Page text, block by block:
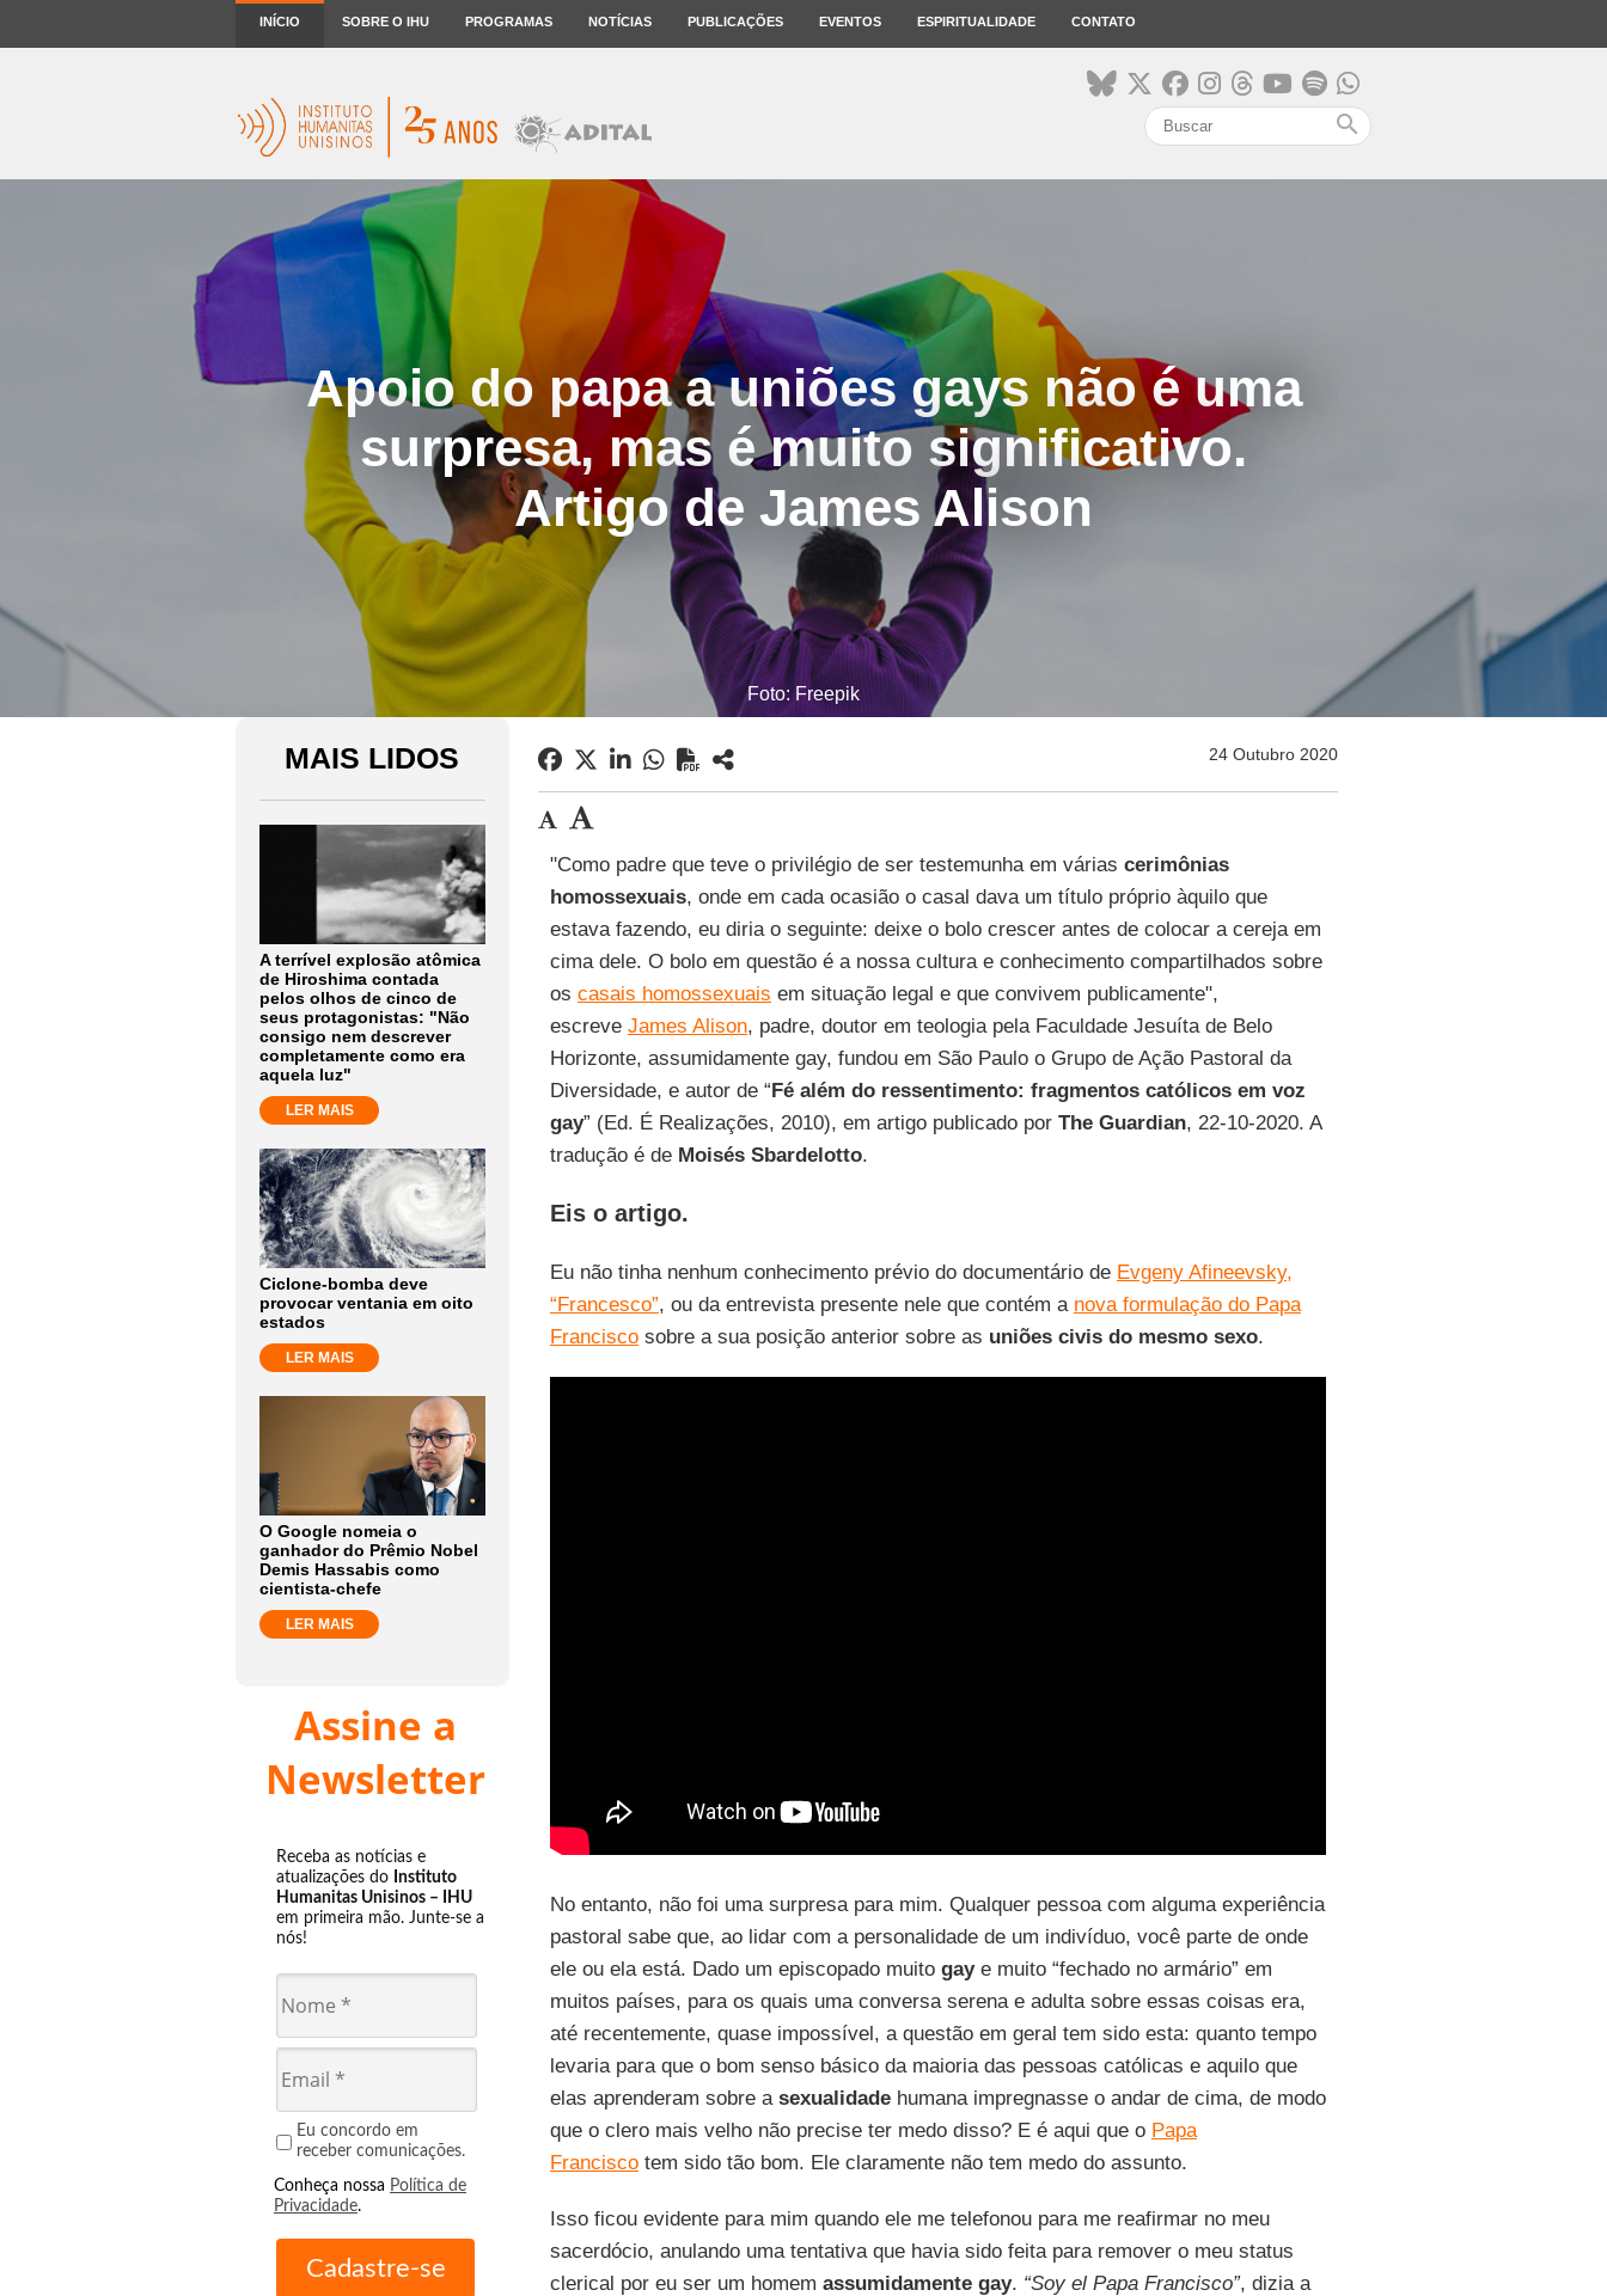
INÍCIO SOBRE O IHU PROGRAMAS NOTÍCIAS PUBLICAÇÕES EVENTOS ESPIRITUALIDADE CONTATO
search
Apoio do papa a uniões gays não é uma
surpresa, mas é muito significativo.
Artigo de James Alison
Foto: Freepik
MAIS LIDOS
A terrível explosão atômica
de Hiroshima contada
pelos olhos de cinco de
seus protagonistas: "Não
consigo nem descrever
completamente como era
aquela luz"
LER MAIS
Ciclone-bomba deve
provocar ventania em oito
estados
LER MAIS
O Google nomeia o
ganhador do Prêmio Nobel
Demis Hassabis como
cientista-chefe
LER MAIS
Assine a
Newsletter
Receba as notícias e
atualizações do Instituto
Humanitas Unisinos – IHU
em primeira mão. Junte-se a
nós!
Eu concordo em
receber comunicações.
Conheça nossa Política de
Privacidade.
24 Outubro 2020
"Como padre que teve o privilégio de ser testemunha em várias cerimônias
homossexuais, onde em cada ocasião o casal dava um título próprio àquilo que
estava fazendo, eu diria o seguinte: deixe o bolo crescer antes de colocar a cereja em
cima dele. O bolo em questão é a nossa cultura e conhecimento compartilhados sobre
os casais homossexuais em situação legal e que convivem publicamente",
escreve James Alison, padre, doutor em teologia pela Faculdade Jesuíta de Belo
Horizonte, assumidamente gay, fundou em São Paulo o Grupo de Ação Pastoral da
Diversidade, e autor de “Fé além do ressentimento: fragmentos católicos em voz
gay” (Ed. É Realizações, 2010), em artigo publicado por The Guardian, 22-10-2020. A
tradução é de Moisés Sbardelotto.
Eis o artigo.
Eu não tinha nenhum conhecimento prévio do documentário de Evgeny Afineevsky,
“Francesco”, ou da entrevista presente nele que contém a nova formulação do Papa
Franciscosobre a sua posição anterior sobre as uniões civis do mesmo sexo.
No entanto, não foi uma surpresa para mim. Qualquer pessoa com alguma experiência
pastoral sabe que, ao lidar com a personalidade de um indivíduo, você parte de onde
ele ou ela está. Dado um episcopado muito gaye muito “fechado no armário” em
muitos países, para os quais uma conversa serena e adulta sobre essas coisas era,
até recentemente, quase impossível, a questão em geral tem sido esta: quanto tempo
levaria para que o bom senso básico da maioria das pessoas católicas e aquilo que
elas aprenderam sobre a sexualidadehumana impregnasse o andar de cima, de modo
que o clero mais velho não precise ter medo disso? E é aqui que o Papa
Franciscotem sido tão bom. Ele claramente não tem medo do assunto.
Isso ficou evidente para mim quando ele me telefonou para me reafirmar no meu
sacerdócio, anulando uma tentativa que havia sido feita para remover o meu status
clerical por eu ser um homem assumidamente gay. “Soy el Papa Francisco”, dizia a